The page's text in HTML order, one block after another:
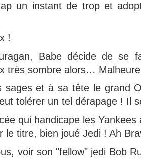
un instant de trop et
!
Babe décide de se
très sombre alors…
sages et à sa tête le grand
tolérer un tel dérapage ! Il
qui handicape les Yankees
le titre, bien joué Jedi ! Ah
voir son "fellow" jedi Bob